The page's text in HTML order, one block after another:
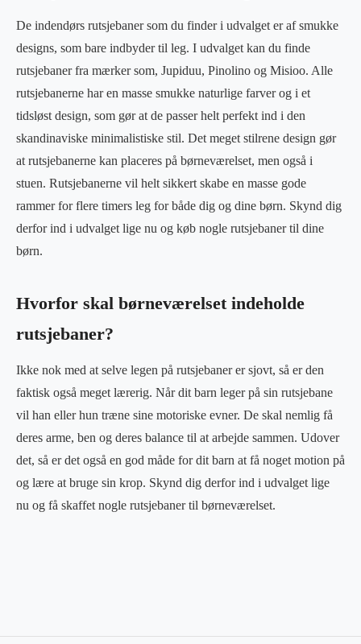
De indendørs rutsjebaner som du finder i udvalget er af smukke
designs, som bare indbyder til leg. I udvalget kan du finde
rutsjebaner fra mærker som, Jupiduu, Pinolino og Misioo. Alle
rutsjebanerne har en masse smukke naturlige farver og i et
tidsløst design, som gør at de passer helt perfekt ind i den
skandinaviske minimalistiske stil. Det meget stilrene design gør
at rutsjebanerne kan placeres på børneværelset, men også i
stuen. Rutsjebanerne vil helt sikkert skabe en masse gode
rammer for flere timers leg for både dig og dine børn. Skynd dig
derfor ind i udvalget lige nu og køb nogle rutsjebaner til dine
børn.
Hvorfor skal børneværelset indeholde
rutsjebaner?
Ikke nok med at selve legen på rutsjebaner er sjovt, så er den
faktisk også meget lærerig. Når dit barn leger på sin rutsjebane
vil han eller hun træne sine motoriske evner. De skal nemlig få
deres arme, ben og deres balance til at arbejde sammen. Udover
det, så er det også en god måde for dit barn at få noget motion på
og lære at bruge sin krop. Skynd dig derfor ind i udvalget lige
nu og få skaffet nogle rutsjebaner til børneværelset.